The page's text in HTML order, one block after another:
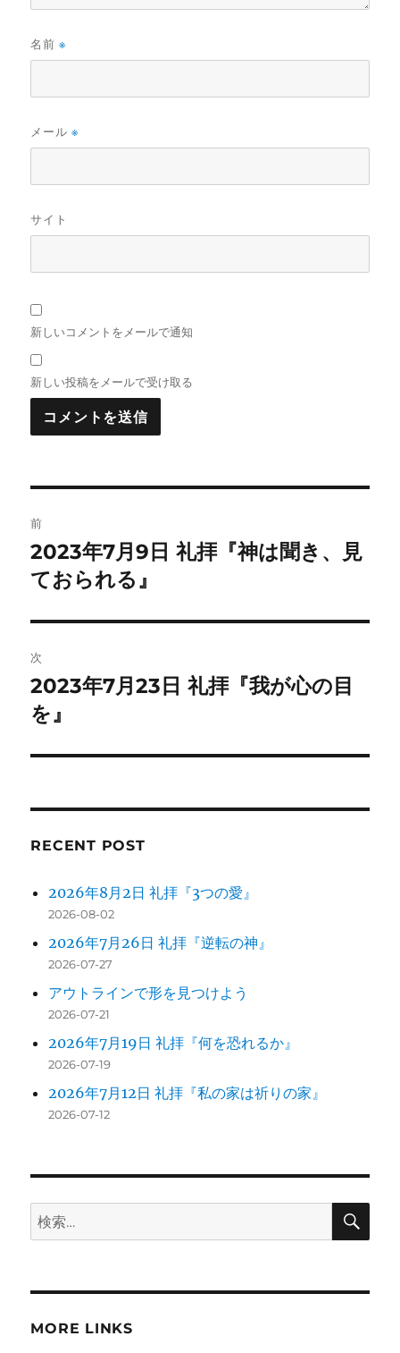
名前※
メール※
サイト
新しいコメントをメールで通知
新しい投稿をメールで受け取る
稿
ナ
ビ
ゲ
ー
シ
ン
前
前
の
稿:
2023年7月9日 礼拝『神は聞き、見
ておられる』
次
次
の
稿:
2023年7月23日 礼拝『我が心の目
を』
RECENT POST
2026年8月2日 礼拝『3つの愛』
2026-08-02
2026年7月26日 礼拝『逆転の神』
2026-07-27
アウトラインで形を見つけよう
2026-07-21
2026年7月19日 礼拝『何を恐れるか』
2026-07-19
2026年7月12日 礼拝『私の家は祈りの家』
2026-07-12
検
索:
検
MORE LINKS